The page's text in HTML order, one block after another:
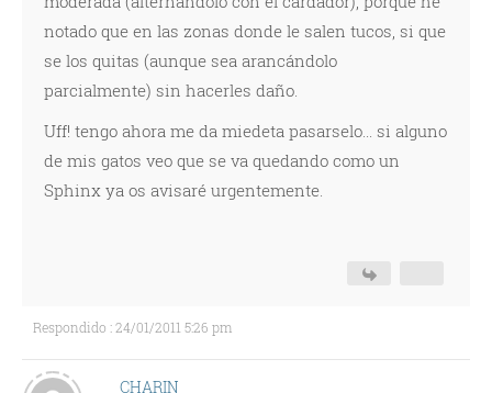
notado que en las zonas donde le salen tucos, si que
se los quitas (aunque sea arancándolo
parcialmente) sin hacerles daño.
Uff! tengo ahora me da miedeta pasarselo... si alguno
de mis gatos veo que se va quedando como un
Sphinx ya os avisaré urgentemente.
Respondido : 24/01/2011 5:26 pm
CHARIN